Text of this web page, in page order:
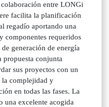
entre LONGi
facilita la planificación
regadío aportando una
componentes requeridos
generación de energía
propuesta conjunta
sus proyectos con un
la complejidad y
en todas las fases. La
una excelente acogida